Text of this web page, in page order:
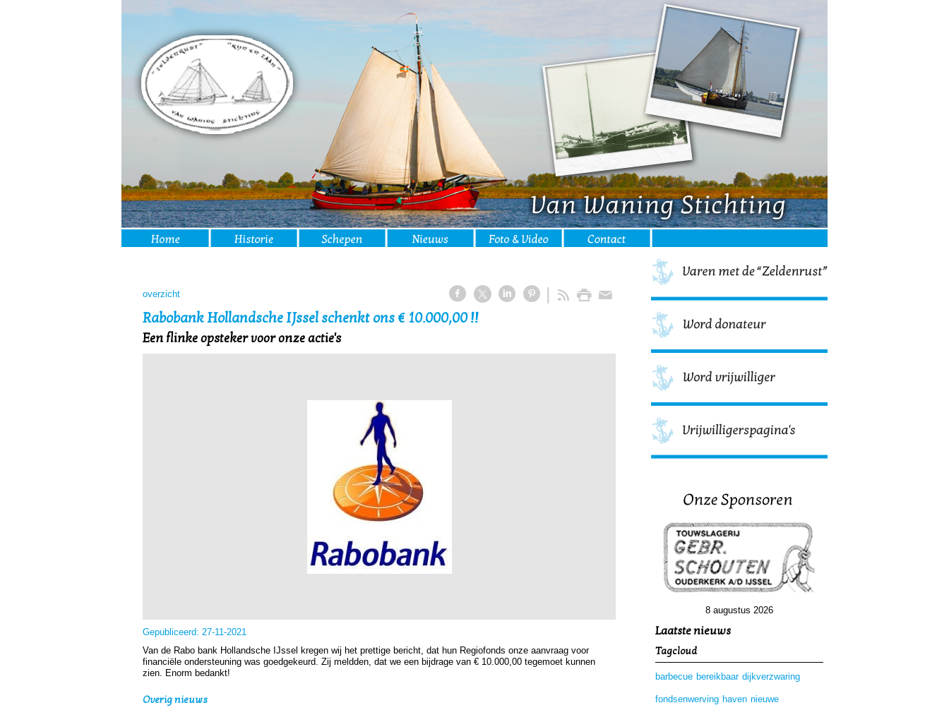
overzicht
Rabobank Hollandsche IJssel schenkt ons € 10.000,00 !!
Een flinke opsteker voor onze actie's
Gepubliceerd: 27-11-2021
Van de Rabo bank Hollandsche IJssel kregen wij het prettige bericht, dat hun Regiofonds onze aanvraag voor
financiële ondersteuning was goedgekeurd. Zij meldden, dat we een bijdrage van € 10.000,00 tegemoet kunnen
zien. Enorm bedankt!
Overig nieuws
8 augustus 2026
Laatste nieuws
Tagcloud
barbecue bereikbaar dijkverzwaring
fondsenwerving haven nieuwe